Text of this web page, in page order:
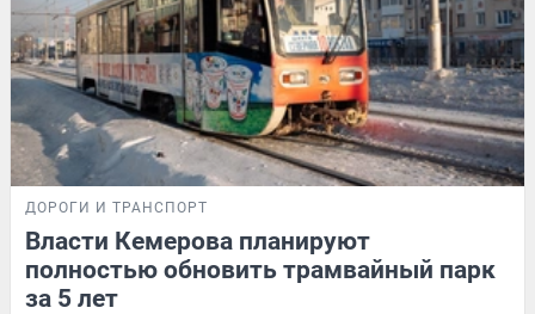
ДОРОГИ И ТРАНСПОРТ
Власти Кемерова планируют
полностью обновить трамвайный парк
за 5 лет